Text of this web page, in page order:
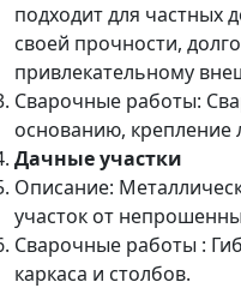
подходит для частных
своей прочности,
привлекательному
Сварочные работы:
основанию, крепление
Дачные участки
Описание:
участок от
Сварочные работы :
каркаса и столбов.